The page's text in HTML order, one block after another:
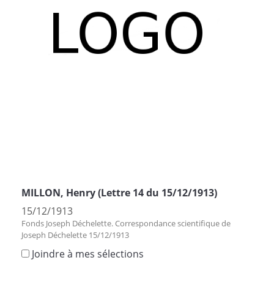
MILLON, Henry (Lettre 14 du 15/12/1913)
15/12/1913
Fonds Joseph Déchelette. Correspondance scientifique de
Joseph Déchelette 15/12/1913
Joindre à mes sélections